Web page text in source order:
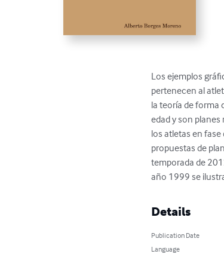
Los ejemplos
pertenecen al
la teoría de forma
edad y son
los atletas en
propuestas de
temporada de
año 1999 se
Details
Publication Date
Language